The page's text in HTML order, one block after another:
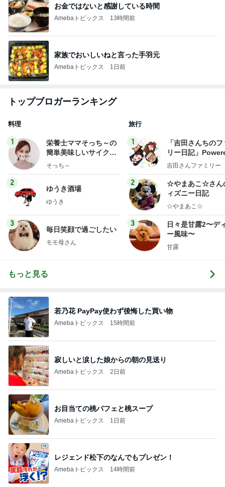
お金ではないと感謝している時間
Amebaトピックス 13時間前
家族でおいしいねと言った手羽元
Amebaトピックス 1日前
トップブロガーランキング
料理
1
栄養士ママそっち～の
簡単美味しいサイクル
献立
そっち～
2
ゆうき酒場
ゆうき
3
毎日笑顔で過ごしたい
モモ母さん
旅行
1
「吉田さんちの
リー日記」
y Ameba 吉田さ
ログ
吉田さんファミリー
2
☆やまあこ☆さん
ィズニー日記
☆やまあこ☆
3
日々是甘露2〜デ
ー風味〜
甘露
もっと見る
若乃花 PayPay使わず後悔した買い物
Amebaトピックス 15時間前
寂しいと涙した娘からの朝の見送り
Amebaトピックス 2日前
お目当ての桃パフェと桃スープ
Amebaトピックス 1日前
レジェンド松下のなんでもプレゼン！
Amebaトピックス 14時間前